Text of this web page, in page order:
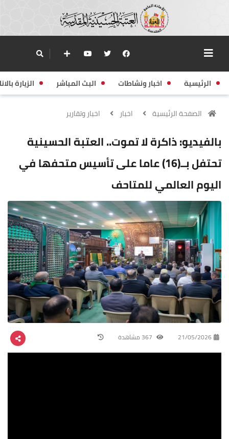
الرئيسية اخبار ونشاطات البث المباشر الزيارة
الصفحة الرئيسية اخبار اخبار وتقارير
بالفيديو: ذاكرة لا تموت.. العتبة الحسينية
تحتفل بــ(16) عاما على تأسيس متحفها في
اليوم العالمي للمتاحف
21/05/2026